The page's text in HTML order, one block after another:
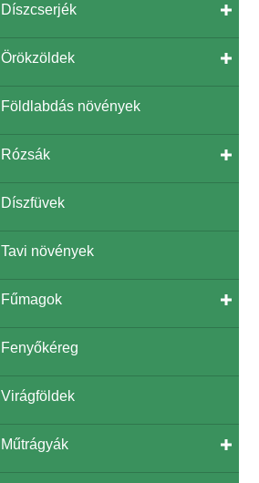
Díszcserjék
Örökzöldek
Földlabdás növények
Rózsák
Díszfüvek
Tavi növények
Fűmagok
Fenyőkéreg
Virágföldek
Műtrágyák